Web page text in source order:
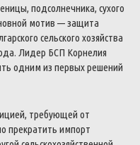
, подсолнечника, сухого
мотив —защита
сельского хозяйства
. Лидер БСП Корнелия
одним из первыхрешений
, требующей от
прекратить импорт